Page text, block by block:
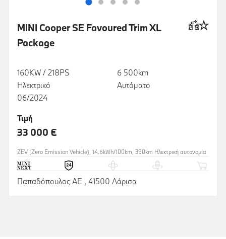
MINI Cooper SE Favoured Trim XL
Package
160KW / 218PS
Ηλεκτρικό
06/2024
6 500km
Αυτόματο
Τιμή
33 000 €
ZEV (Zero Emission Vehicle), 14.6kWh/100km, 390km Ηλεκτρική αυτονομία
Παπαδόπουλος ΑΕ , 41500 Λάρισα